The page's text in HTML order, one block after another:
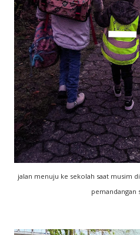
jalan menuju ke sekolah saat musim
pemandangan